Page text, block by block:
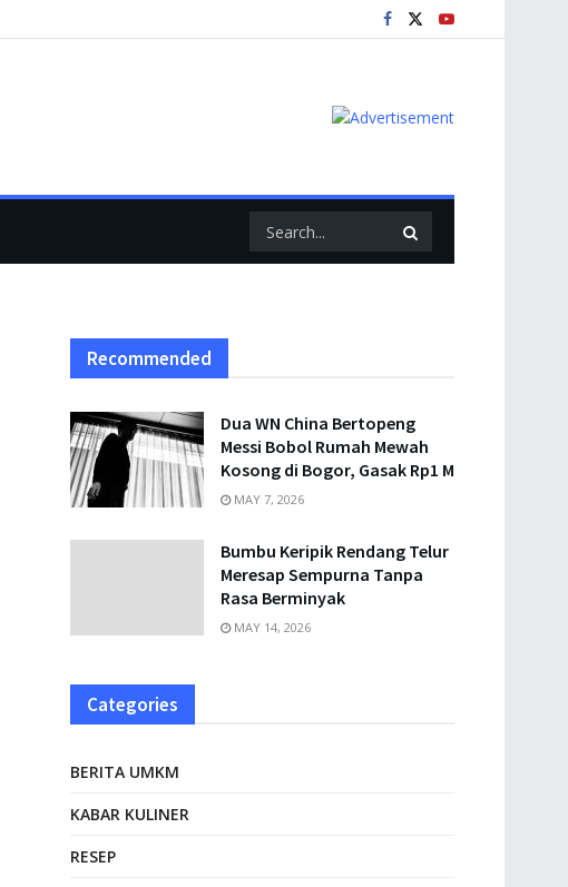
Recommended
Dua WN China Bertopeng
Messi Bobol Rumah Mewah
Kosong di Bogor, Gasak Rp1 M
MAY 7, 2026
Bumbu Keripik Rendang Telur
Meresap Sempurna Tanpa
Rasa Berminyak
MAY 14, 2026
Categories
BERITA UMKM
KABAR KULINER
RESEP